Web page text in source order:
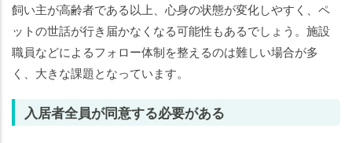
飼い主が高齢者である以上、心身の状態が変化しやすく、ペ
ットの世話が行き届かなくなる可能性もあるでしょう。施設
職員などによるフォロー体制を整えるのは難しい場合が多
く、大きな課題となっています。
入居者全員が同意する必要がある